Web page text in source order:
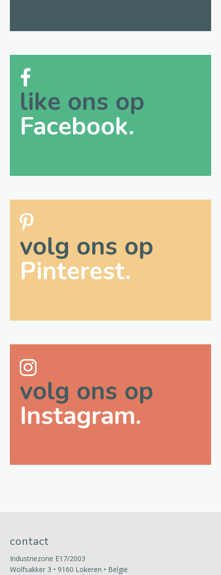
like ons op
Facebook.
volg ons op
Pinterest.
volg ons op
Instagram.
contact
Industriezone E17/2003
Wolfsakker 3 • 9160 Lokeren • België